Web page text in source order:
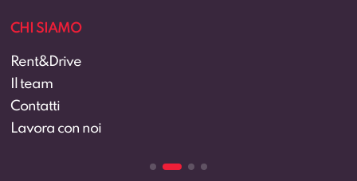
CHI SIAMO
Rent&Drive
Il team
Contatti
Lavora con noi